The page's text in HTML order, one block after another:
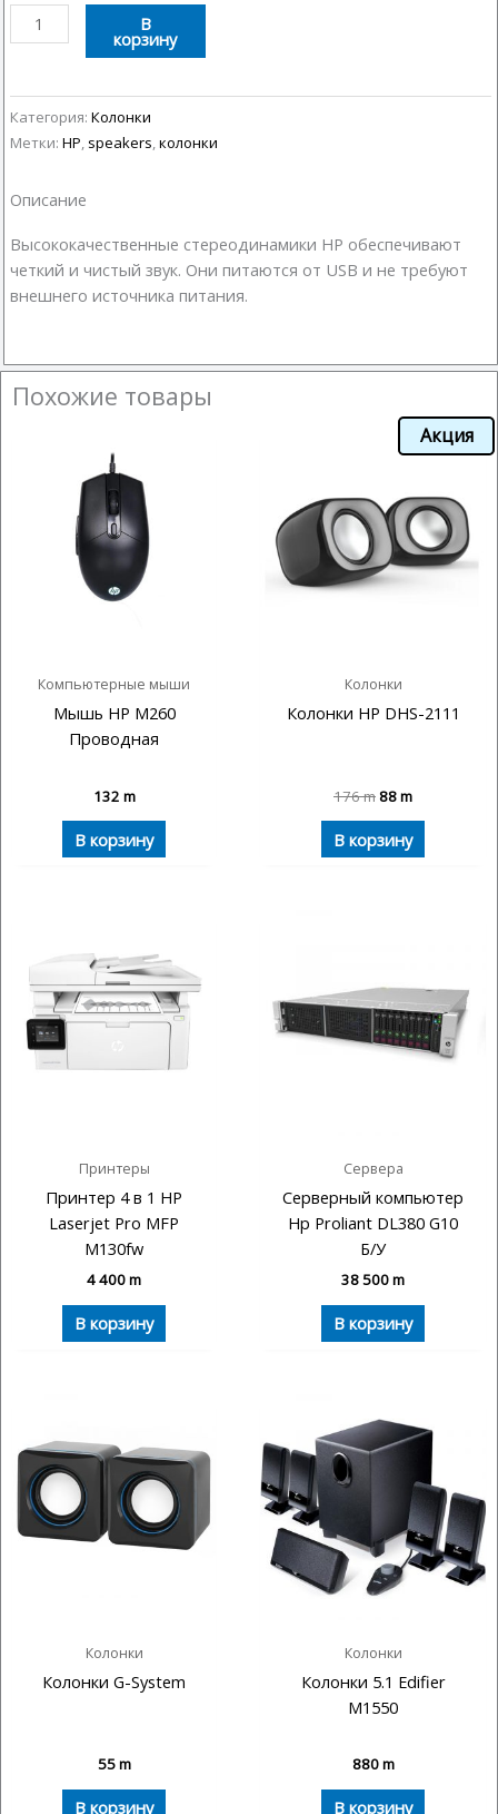
Количество
товара
HP
DHE-
6000
В
корзину
Категория: Колонки
Метки: HP, speakers,колонки
Описание
Высококачественные стереодинамики HP обеспечивают
четкий и чистый звук. Они питаются от USB и не требуют
внешнего источника питания.
Похожие товары
Компьютерные мыши
Мышь HP M260
Проводная
132 m
В корзину
Акция
Колонки
Колонки HP DHS-2111
176m88m
В корзину
Принтеры
Принтер 4 в 1 HP
Laserjet Pro MFP
M130fw
4 400m
В корзину
Сервера
Серверный компьютер
Hp Proliant DL380 G10
Б/У
38 500m
В корзину
Колонки
Колонки G-System
55m
В корзину
Колонки
Колонки 5.1 Edifier
M1550
880m
В корзину